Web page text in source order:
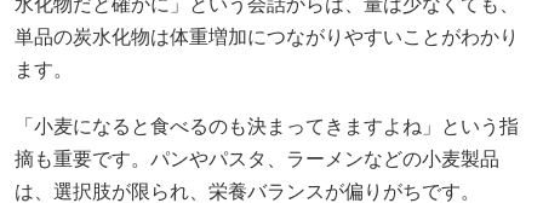
水化物だと確かに」という会話からは、量は少なくても、
単品の炭水化物は体重増加につながりやすいことがわかり
ます。
「小麦になると食べるのも決まってきますよね」という指
摘も重要です。パンやパスタ、ラーメンなどの小麦製品
は、選択肢が限られ、栄養バランスが偏りがちです。